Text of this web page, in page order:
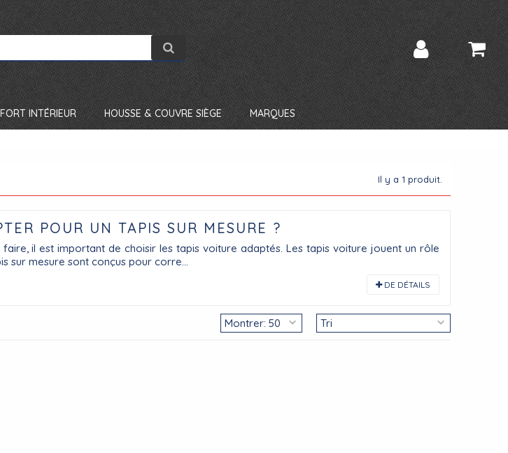
INTÉRIEUR HOUSSE & COUVRE SIÈGE MARQUES
Il y a 1 produit.
POUR UN TAPIS SUR MESURE ?
il est important de choisir les tapis voiture adaptés. Les tapis voiture jouent un rôle
sur mesure sont conçus pour corre...
DE DÉTAILS